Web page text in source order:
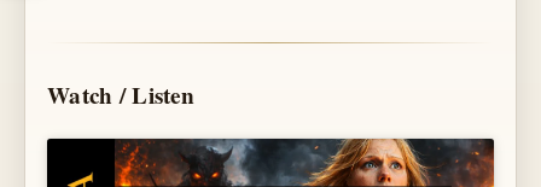
Watch / Listen